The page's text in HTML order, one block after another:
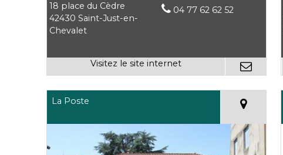
18 place du Cèdre
42430 Saint-Just-en-
Chevalet
04 77 62 62 52
La Poste